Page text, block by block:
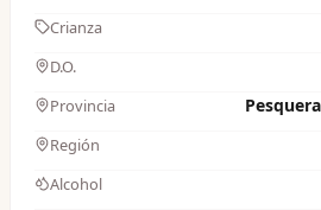
Crianza
D.O.
Provincia
Región
Alcohol